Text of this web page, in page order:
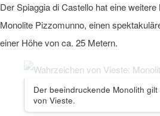
Der Spiaggia di Castello hat eine
Monolite Pizzomunno, einen
einer Höhe von ca. 25 Metern.
Der beeindruckende Monolith
von Vieste.